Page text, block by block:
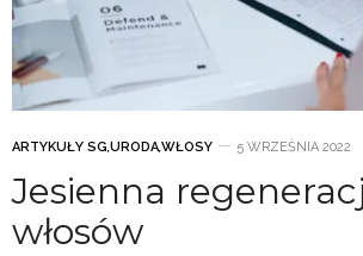
ARTYKUŁY SG,URODA,WŁOSY 5 WRZEŚNIA 2022
Jesienna
włosów